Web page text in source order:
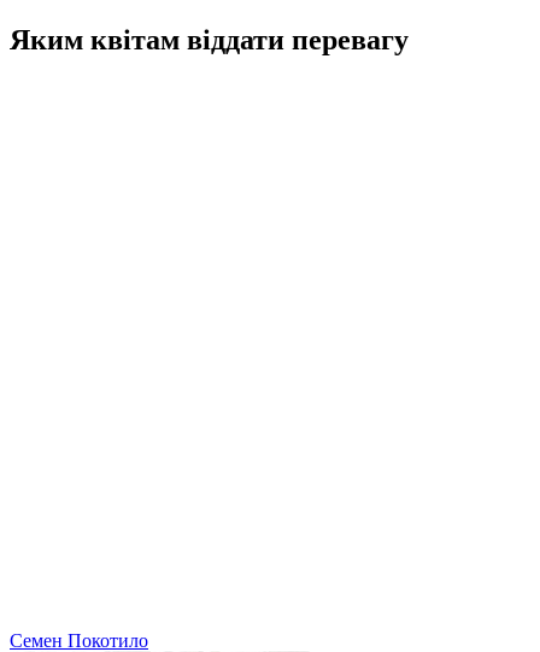
Яким квітам віддати перевагу
Семен Покотило